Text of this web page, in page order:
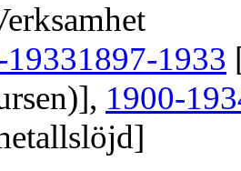
1897-1933
1900-